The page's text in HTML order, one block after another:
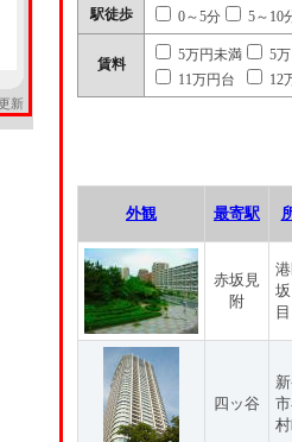
新
駅徒歩 0～5分 5～10
賃料
5万円未満
5
11万円台
12
外観 最寄駅
赤坂見
附
目
四ッ谷